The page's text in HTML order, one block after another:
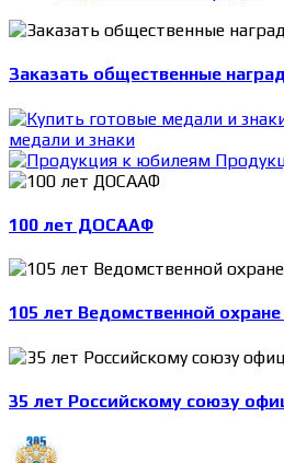
Заказать общественные
медали и знаки
100 лет ДОСААФ
105 лет Ведомственной
35 лет Российскому союзу